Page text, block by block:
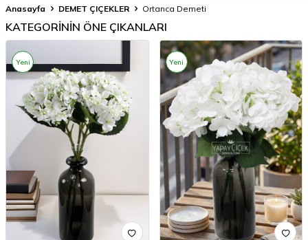
Anasayfa DEMET ÇIÇEKLER Ortanca Demeti
KATEGORİNİN ÖNE ÇIKANLARI
Yeni Yeni